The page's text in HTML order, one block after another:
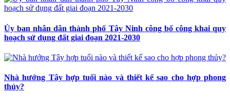
Ủy ban nhân dân thành phố Tây Ninh công bố công khai quy
hoạch sử dụng đất giai đoạn 2021-2030
Nhà hướng Tây hợp tuổi nào và thiết kế sao cho hợp phong
thủy?